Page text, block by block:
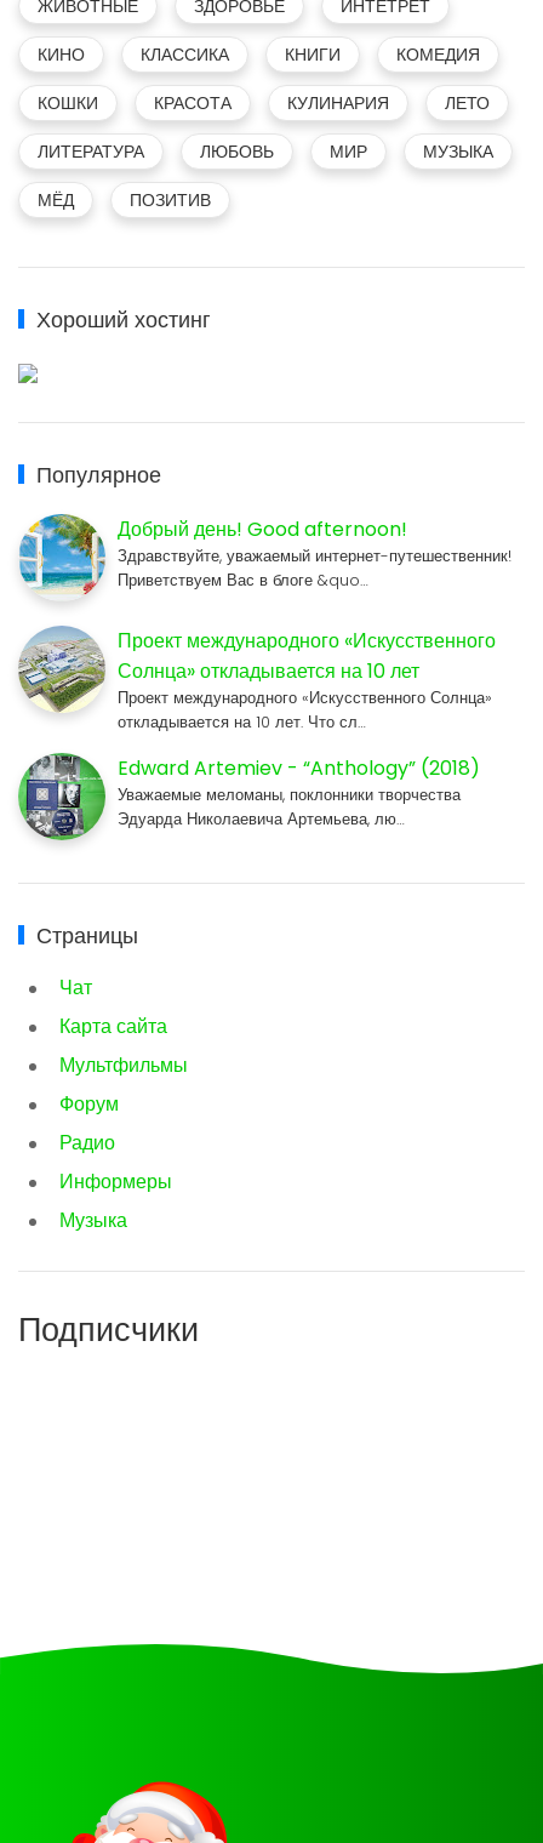
ЖИВОТНЫЕ ЗДОРОВЬЕ
ИНТЕТРЕТ
КИНО
КЛАССИКА КНИГИ
КОМЕДИЯ
КОШКИ
КРАСОТА КУЛИНАРИЯ
ЛЕТО
ЛИТЕРАТУРА
ЛЮБОВЬ МИР
МУЗЫКА
МЁД
ПОЗИТИВ
Хороший хостинг
Популярное
Добрый день! Good afternoon!
Здравствуйте, уважаемый интернет-путешественник!
Приветствуем Вас в блоге &quo…
Проект международного «Искусственного
Солнца» откладывается на 10 лет
Проект международного «Искусственного Солнца»
откладывается на 10 лет. Что сл…
Edward Artemiev - “Anthology” (2018)
Уважаемые меломаны, поклонники творчества
Эдуарда Николаевича Артемьева, лю…
Страницы
Чат
Карта сайта
Мультфильмы
Форум
Радио
Информеры
Музыка
Подписчики